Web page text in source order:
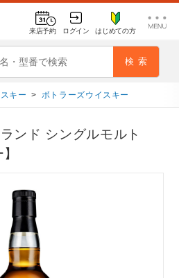
来店予約 ログイン はじめての方
キー > ボトラーズウイスキー
ンド シングルモルト